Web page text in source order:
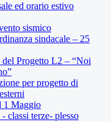
ed orario estivo
sismico
sindacale – 25
Progetto L2 – “Noi
per progetto di
1 Maggio
classi terze- plesso